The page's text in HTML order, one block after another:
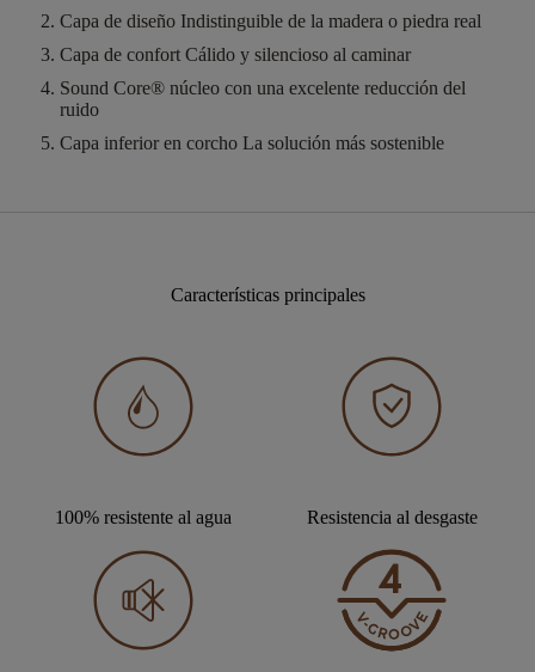
Capa de diseño Indistinguible de la madera o piedra real
Capa de confort Cálido y silencioso al caminar
Sound Core® núcleo con una excelente reducción del
ruido
Capa inferior en corcho La solución más sostenible
Características principales
100% resistente al agua Resistencia al desgaste